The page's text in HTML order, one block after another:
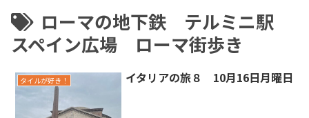
ローマの地下鉄 テルミニ駅
スペイン広場 ローマ街歩き
タイルが好き！ イタリアの旅８ 10月16日月曜日